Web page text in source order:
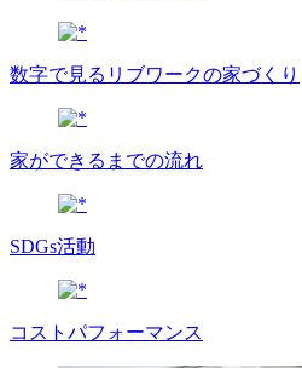
数字で⾒るリブワークの家づくり
家ができるまでの流れ
SDGs活動
コストパフォーマンス